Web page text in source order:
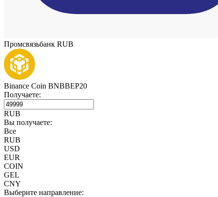
Промсвязьбанк RUB
Binance Coin BNBBEP20
Получаете:
RUB
Вы получаете:
Все
RUB
USD
EUR
COIN
GEL
CNY
Выберите направление: